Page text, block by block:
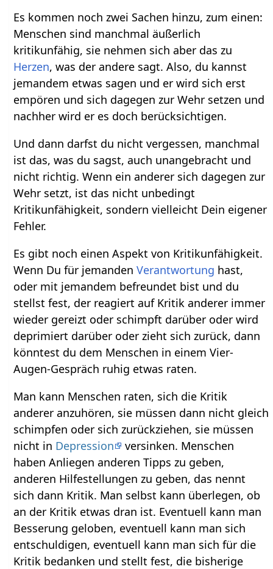
Es kommen noch zwei Sachen hinzu, zum einen:
Menschen sind manchmal äußerlich
kritikunfähig, sie nehmen sich aber das zu
Herzen, was der andere sagt. Also, du kannst
jemandem etwas sagen und er wird sich erst
empören und sich dagegen zur Wehr setzen und
nachher wird er es doch berücksichtigen.
Und dann darfst du nicht vergessen, manchmal
ist das, was du sagst, auch unangebracht und
nicht richtig. Wenn ein anderer sich dagegen zur
Wehr setzt, ist das nicht unbedingt
Kritikunfähigkeit, sondern vielleicht Dein eigener
Fehler.
Es gibt noch einen Aspekt von Kritikunfähigkeit.
Wenn Du für jemandenVerantwortung hast,
oder mit jemandem befreundet bist und du
stellst fest, der reagiert auf Kritik anderer immer
wieder gereizt oder schimpft darüber oder wird
deprimiert darüber oder zieht sich zurück, dann
könntest du dem Menschen in einem Vier-
Augen-Gespräch ruhig etwas raten.
Man kann Menschen raten, sich die Kritik
anderer anzuhören, sie müssen dann nicht gleich
schimpfen oder sich zurückziehen, sie müssen
nicht in Depression
versinken. Menschen
haben Anliegen anderen Tipps zu geben,
anderen Hilfestellungen zu geben, das nennt
sich dann Kritik. Man selbst kann überlegen, ob
an der Kritik etwas dran ist. Eventuell kann man
Besserung geloben, eventuell kann man sich
entschuldigen, eventuell kann man sich für die
Kritik bedanken und stellt fest, die bisherige